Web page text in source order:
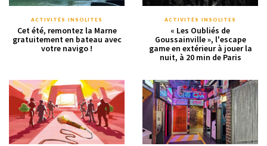
ACTIVITÉS INSOLITES
Cet été, remontez la Marne
gratuitement en bateau avec
votre navigo !
ACTIVITÉS INSOLITES
« Les Oubliés de
Goussainville », l'escape
game en extérieur à jouer la
nuit, à 20 min de Paris